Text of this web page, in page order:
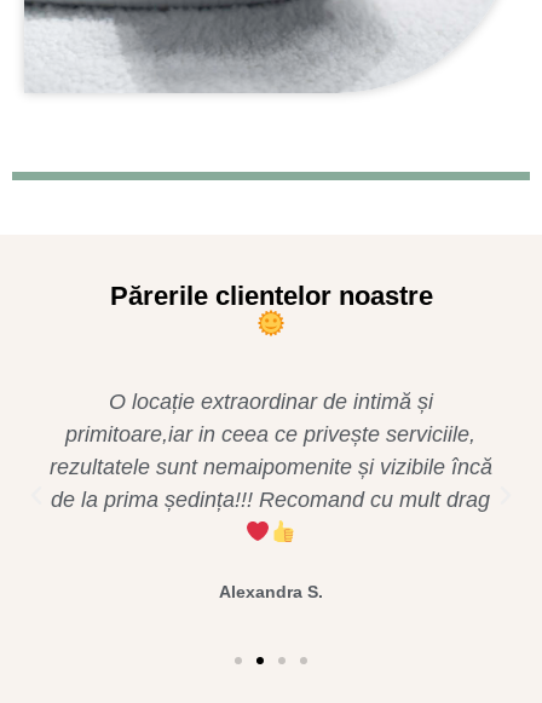
Părerile clientelor noastre
O locație extraordinar de intimă și
primitoare,iar in ceea ce privește serviciile,
rezultatele sunt nemaipomenite și vizibile încă
de la prima ședința!!! Recomand cu mult drag
Alexandra S.